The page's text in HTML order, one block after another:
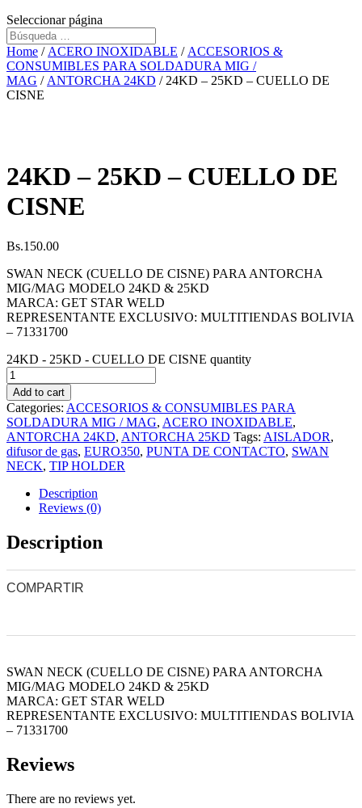
Seleccionar página
Home / ACERO INOXIDABLE / ACCESORIOS &
CONSUMIBLES PARA SOLDADURA MIG /
MAG / ANTORCHA 24KD / 24KD – 25KD – CUELLO DE
CISNE
24KD – 25KD – CUELLO DE
CISNE
Bs.150.00
SWAN NECK (CUELLO DE CISNE) PARA ANTORCHA
MIG/MAG MODELO 24KD & 25KD
MARCA: GET STAR WELD
REPRESENTANTE EXCLUSIVO: MULTITIENDAS BOLIVIA
– 71331700
24KD - 25KD - CUELLO DE CISNE quantity
Add to cart
Categories: ACCESORIOS & CONSUMIBLES PARA
SOLDADURA MIG / MAG, ACERO INOXIDABLE,
ANTORCHA 24KD, ANTORCHA 25KD Tags: AISLADOR,
difusor de gas, EURO350, PUNTA DE CONTACTO, SWAN
NECK, TIP HOLDER
Description
Reviews (0)
Description
COMPARTIR
SWAN NECK (CUELLO DE CISNE) PARA ANTORCHA
MIG/MAG MODELO 24KD & 25KD
MARCA: GET STAR WELD
REPRESENTANTE EXCLUSIVO: MULTITIENDAS BOLIVIA
– 71331700
Reviews
There are no reviews yet.